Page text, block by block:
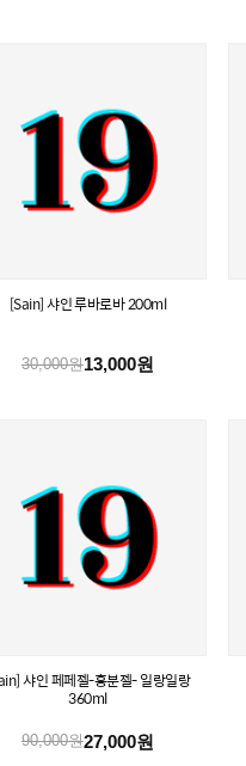
[Sain] 샤인 루바로바 200ml
30,000원13,000원
샤인 페페젤-흥분젤- 일랑일랑
360ml
90,000원27,000원